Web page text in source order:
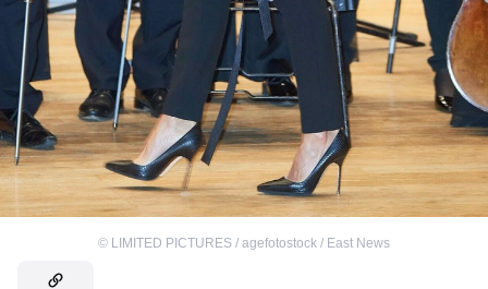
© LIMITED PICTURES / agefotostock / East News